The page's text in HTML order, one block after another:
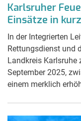
Karlsruher
Einsätze in
In der Integrierten
Rettungsdienst und
Landkreis Karlsruhe
September 2025,
einem merklich